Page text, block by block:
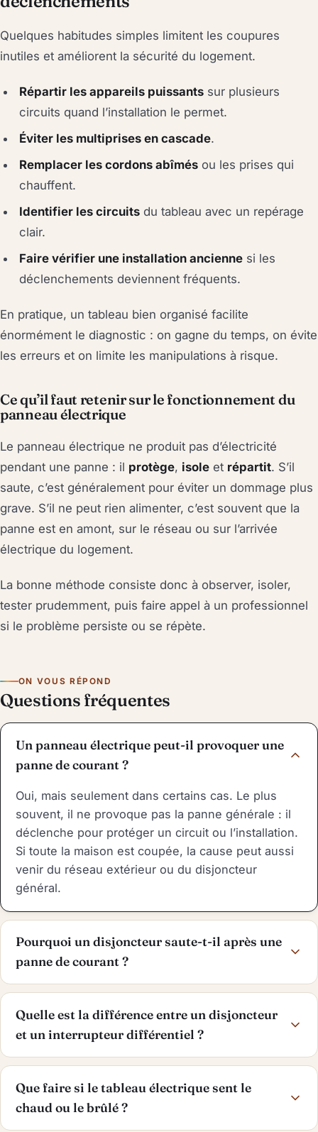
Quelques habitudes simples limitent les coupures
inutiles et améliorent la sécurité du logement.
Répartir les appareils puissants sur plusieurs
circuits quand l’installation le permet.
Éviter les multiprises en cascade.
Remplacer les cordons abîmés ou les prises qui
chauffent.
Identifier les circuits du tableau avec un repérage
clair.
Faire vérifier une installation ancienne si les
déclenchements deviennent fréquents.
En pratique, un tableau bien organisé facilite
énormément le diagnostic : on gagne du temps, on évite
les erreurs et on limite les manipulations à risque.
Ce qu’il faut retenir sur le fonctionnement du
panneau électrique
Le panneau électrique ne produit pas d’électricité
pendant une panne : il protège, isole et répartit. S’il
saute, c’est généralement pour éviter un dommage plus
grave. S’il ne peut rien alimenter, c’est souvent que la
panne est en amont, sur le réseau ou sur l’arrivée
électrique du logement.
La bonne méthode consiste donc à observer, isoler,
tester prudemment, puis faire appel à un professionnel
si le problème persiste ou se répète.
ON VOUS RÉPOND
Questions fréquentes
Un panneau électrique peut-il provoquer une
panne de courant ?
Oui, mais seulement dans certains cas. Le plus
souvent, il ne provoque pas la panne générale : il
déclenche pour protéger un circuit ou l’installation.
Si toute la maison est coupée, la cause peut aussi
venir du réseau extérieur ou du disjoncteur
général.
Pourquoi un disjoncteur saute-t-il après une
panne de courant ?
Quelle est la différence entre un disjoncteur
et un interrupteur différentiel ?
Que faire si le tableau électrique sent le
chaud ou le brûlé ?